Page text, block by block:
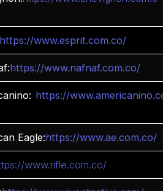
https://www.esprit.com.co/
https://www.nafnaf.com.co/
https://
Eagle:https://www.ae.com.co/
www.rifle.com.co/